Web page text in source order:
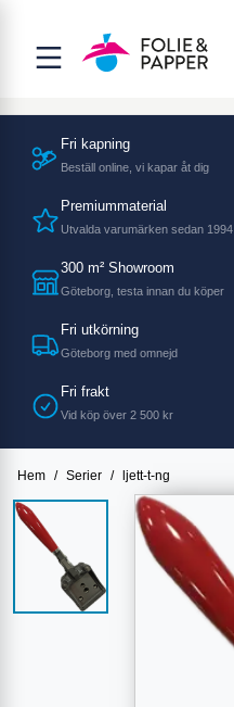
Fri kapning
Beställ online, vi kapar åt dig
Premiummaterial
Utvalda varumärken sedan 1994
300 m² Showroom
Göteborg, testa innan du köper
Fri utkörning
Göteborg med omnejd
Fri frakt
Vid köp över 2 500 kr
Hem / Serier / ljett-t-ng